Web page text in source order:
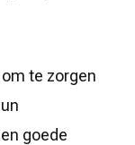
te zorgen
goede